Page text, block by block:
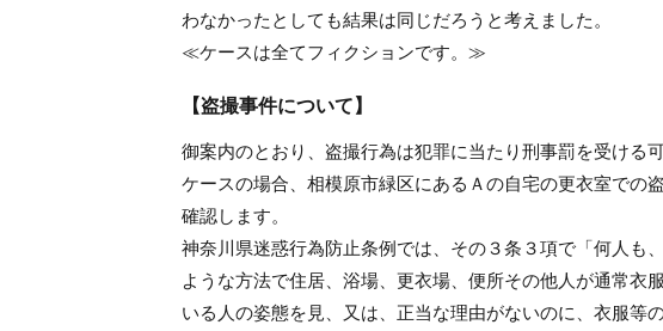
わなかったとしても結果は同じだろうと考えました。
≪ケースは全てフィクションです。≫
【盗撮事件について】
御案内のとおり、盗撮行為は犯罪に当たり刑事罰を受ける
ケースの場合、相模原市緑区にあるＡの自宅の更衣室での
確認します。
神奈川県迷惑行為防止条例では、その３条３項で「何人も
ような方法で住居、浴場、更衣場、便所その他人が通常衣
いる人の姿態を見、又は、正当な理由がないのに、衣服等